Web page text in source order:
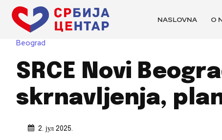
NASLOVNA O
Beograd
SRCE Novi
skrnavljenja,
2. јул 2025.